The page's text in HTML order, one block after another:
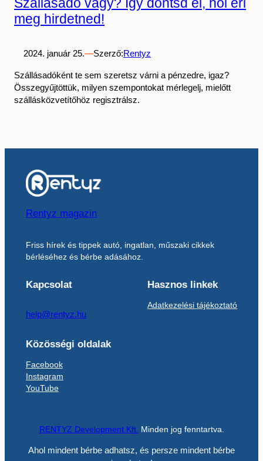
meg hirdetned!
2024. január 25.—Szerző:Rentyz
Szállásadóként te sem szeretsz várni a pénzedre, igaz?
Összegyűjtöttük, milyen szempontokat mérlegelj, mielőtt
szállásközvetítőhöz regisztrálsz.
Rentyz magazin
Friss hírek és tippek autó, ingatlan, műszaki cikkek
bérléséhez és bérbe adásához.
Kapcsolat
help@rentyz.hu
Hasznos linkek
Adatkezelési tájékoztató
Közösségi oldalak
Facebook
Instagram
YouTube
RENTYZ Development Kft. Minden jog fenntartva.
Ahol mindent bérbe adhatsz, és persze mindent bérbe